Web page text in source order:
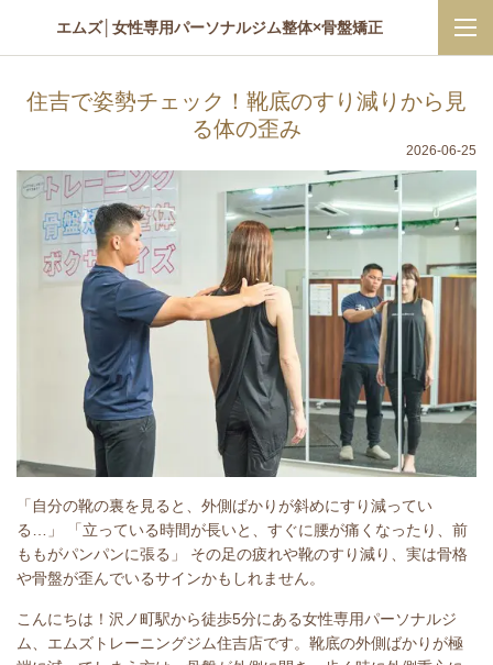
エムズ│女性専用パーソナルジム整体×骨盤矯正
住吉で姿勢チェック！靴底のすり減りから見
る体の歪み
2026-06-25
「自分の靴の裏を見ると、外側ばかりが斜めにすり減ってい
る…」 「立っている時間が長いと、すぐに腰が痛くなったり、前
ももがパンパンに張る」 その足の疲れや靴のすり減り、実は骨格
や骨盤が歪んでいるサインかもしれません。
こんにちは！沢ノ町駅から徒歩5分にある女性専用パーソナルジ
ム、エムズトレーニングジム住吉店です。靴底の外側ばかりが極